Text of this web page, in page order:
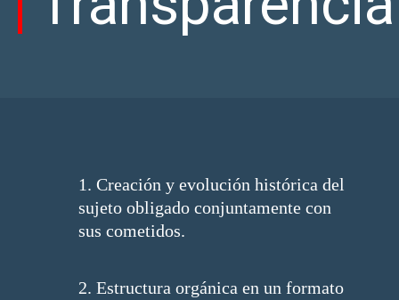
1. Creación y evolución histórica del
sujeto obligado conjuntamente con
sus cometidos.
2. Estructura orgánica en un formato